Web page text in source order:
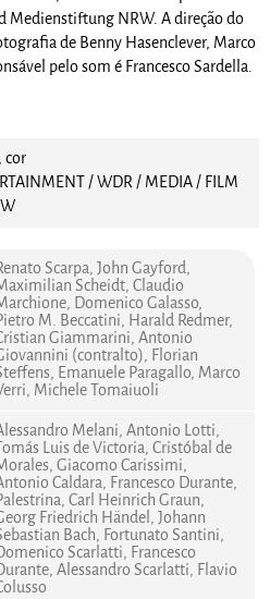
Medienstiftung NRW. A direção do
de Benny Hasenclever, Marco
pelo som é Francesco Sardella.
cor
/ WDR / MEDIA / FILM
Scarpa, John Gayford,
Scheidt, Claudio
Domenico Galasso,
M. Beccatini, Harald Redmer,
Giammarini, Antonio
(contralto), Florian
Emanuele Paragallo, Marco
Michele Tomaiuoli
Melani, Antonio Lotti,
Luis de Victoria, Cristóbal de
Giacomo Carissimi,
Caldara, Francesco Durante,
Carl Heinrich Graun,
Friedrich Händel, Johann
Bach, Fortunato Santini,
Scarlatti, Francesco
Alessandro Scarlatti, Flavio